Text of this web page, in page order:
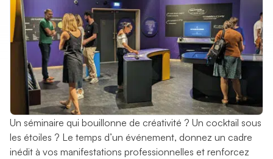
Entreprises
Presse
Acteur CSTI
Un séminaire qui bouillonne de créativité ? Un cocktail sous
les étoiles ? Le temps d’un événement, donnez un cadre
inédit à vos manifestations professionnelles et renforcez